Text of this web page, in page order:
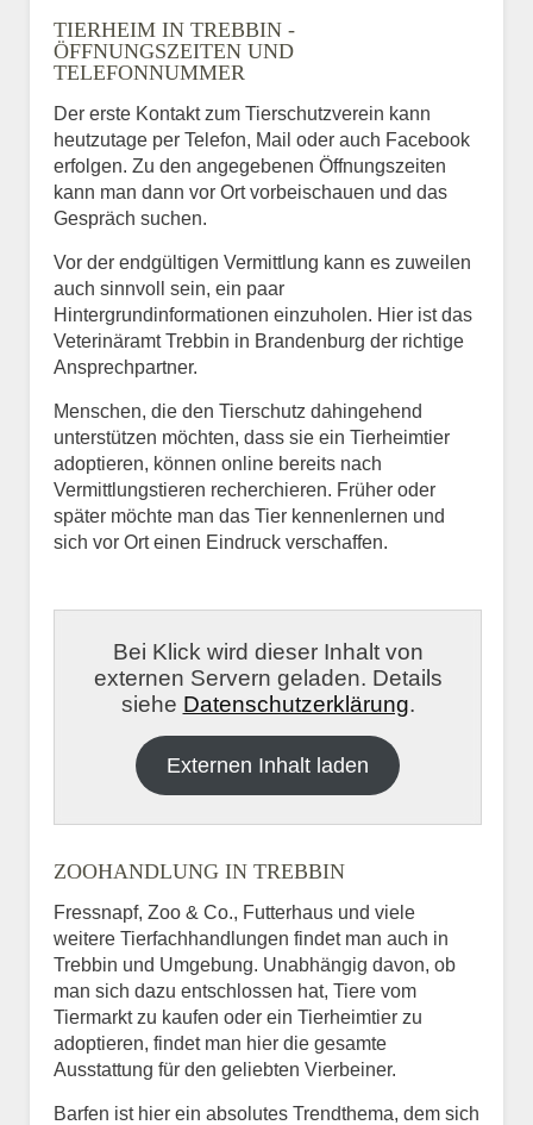
TIERHEIM IN TREBBIN -
ÖFFNUNGSZEITEN UND
TELEFONNUMMER
Der erste Kontakt zum Tierschutzverein kann
heutzutage per Telefon, Mail oder auch Facebook
erfolgen. Zu den angegebenen Öffnungszeiten
kann man dann vor Ort vorbeischauen und das
Gespräch suchen.
Vor der endgültigen Vermittlung kann es zuweilen
auch sinnvoll sein, ein paar
Hintergrundinformationen einzuholen. Hier ist das
Veterinäramt Trebbin in Brandenburg der richtige
Ansprechpartner.
Menschen, die den Tierschutz dahingehend
unterstützen möchten, dass sie ein Tierheimtier
adoptieren, können online bereits nach
Vermittlungstieren recherchieren. Früher oder
später möchte man das Tier kennenlernen und
sich vor Ort einen Eindruck verschaffen.
Bei Klick wird dieser Inhalt von
externen Servern geladen. Details
siehe Datenschutzerklärung.
Externen Inhalt laden
ZOOHANDLUNG IN TREBBIN
Fressnapf, Zoo & Co., Futterhaus und viele
weitere Tierfachhandlungen findet man auch in
Trebbin und Umgebung. Unabhängig davon, ob
man sich dazu entschlossen hat, Tiere vom
Tiermarkt zu kaufen oder ein Tierheimtier zu
adoptieren, findet man hier die gesamte
Ausstattung für den geliebten Vierbeiner.
Barfen ist hier ein absolutes Trendthema, dem sich